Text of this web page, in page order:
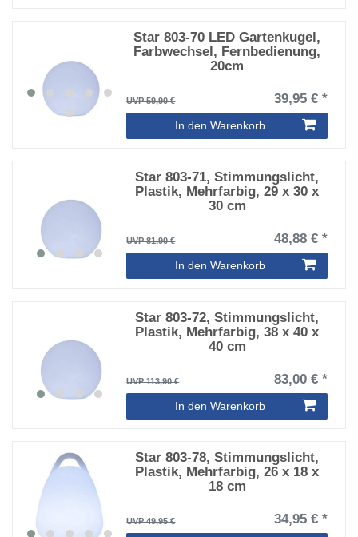
Star 803-70 LED Gartenkugel,
Farbwechsel, Fernbedienung,
20cm
UVP 59,90 € 39,95 € *
In den Warenkorb
Star 803-71, Stimmungslicht,
Plastik, Mehrfarbig, 29 x 30 x
30 cm
UVP 81,90 € 48,88 € *
In den Warenkorb
Star 803-72, Stimmungslicht,
Plastik, Mehrfarbig, 38 x 40 x
40 cm
UVP 113,90 € 83,00 € *
In den Warenkorb
Star 803-78, Stimmungslicht,
Plastik, Mehrfarbig, 26 x 18 x
18 cm
UVP 49,95 € 34,95 € *